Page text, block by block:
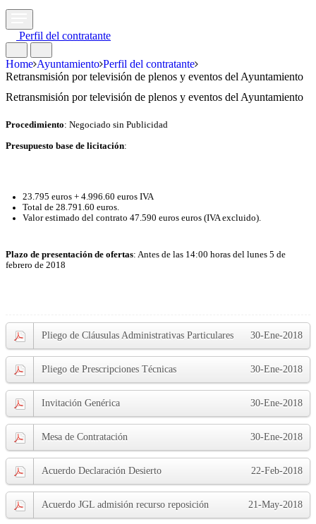
Perfil del contratante
Home Ayuntamiento Perfil del contratante
Retransmisión por televisión de plenos y eventos del Ayuntamiento
Retransmisión por televisión de plenos y eventos del Ayuntamiento
Procedimiento: Negociado sin Publicidad
Presupuesto base de licitación:
23.795 euros + 4.996.60 euros IVA
Total de 28.791.60 euros.
Valor estimado del contrato 47.590 euros euros (IVA excluido).
Plazo de presentación de ofertas: Antes de las 14:00 horas del lunes 5 de
febrero de 2018
30-Ene-2018
Pliego de Cláusulas Administrativas Particulares
30-Ene-2018
Pliego de Prescripciones Técnicas
30-Ene-2018
Invitación Genérica
30-Ene-2018
Mesa de Contratación
22-Feb-2018
Acuerdo Declaración Desierto
21-May-2018
Acuerdo JGL admisión recurso reposición